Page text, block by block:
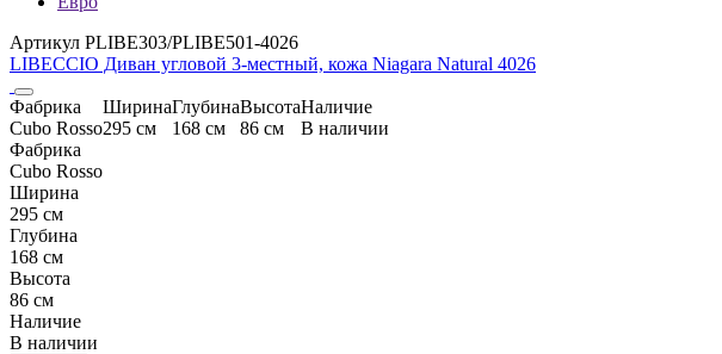
Артикул PLIBE303/PLIBE501-4026
LIBECCIO Диван угловой 3-местный, кожа Niagara Natural 4026
Фабрика
Cubo Rosso
Ширина
295 см
Глубина
168 см
Высота
86 см
Наличие
В наличии
Фабрика
Cubo Rosso
Ширина
295 см
Глубина
168 см
Высота
86 см
Наличие
В наличии